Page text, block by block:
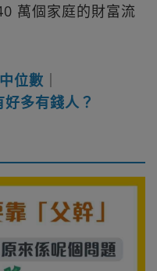
萬個家庭的財富流
位數
好多有錢人？